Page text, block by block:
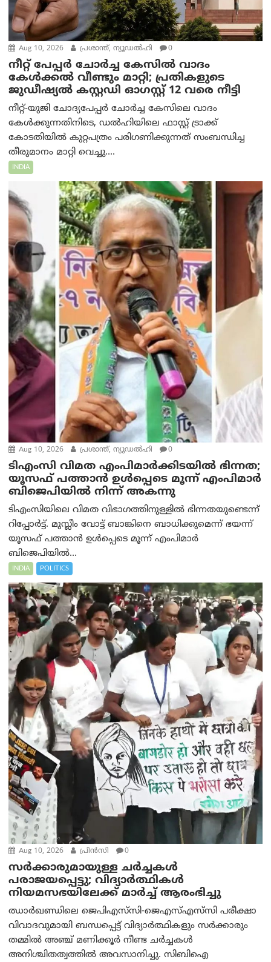
Aug 10, 2026 പ്രശാന്ത്, ന്യൂഡല്‍ഹി 0
നീറ്റ് പേപ്പർ ചോർച്ച കേസിൽ വാദം
കേൾക്കൽ വീണ്ടും മാറ്റി; പ്രതികളുടെ
ജുഡീഷ്യൽ കസ്റ്റഡി ഓഗസ്റ്റ് 12 വരെ നീട്ടി
നീറ്റ്-യുജി ചോദ്യപേപ്പർ ചോർച്ച കേസിലെ വാദം
കേൾക്കുന്നതിനിടെ, ഡൽഹിയിലെ ഫാസ്റ്റ് ട്രാക്ക്
കോടതിയിൽ കുറ്റപത്രം പരിഗണിക്കുന്നത് സംബന്ധിച്ച
തീരുമാനം മാറ്റി വെച്ചു....
INDIA
Aug 10, 2026 പ്രശാന്ത്, ന്യൂഡല്‍ഹി 0
ടിഎംസി വിമത എംപിമാർക്കിടയിൽ ഭിന്നത;
യൂസഫ് പത്താൻ ഉൾപ്പെടെ മൂന്ന് എംപിമാർ
ബിജെപിയിൽ നിന്ന് അകന്നു
ടിഎംസിയിലെ വിമത വിഭാഗത്തിനുള്ളിൽ ഭിന്നതയുണ്ടെന്ന്
റിപ്പോര്‍ട്ട്. മുസ്ലീം വോട്ട് ബാങ്കിനെ ബാധിക്കുമെന്ന് ഭയന്ന്
യൂസഫ് പത്താൻ ഉൾപ്പെടെ മൂന്ന് എംപിമാർ
ബിജെപിയിൽ...
INDIA POLITICS
Aug 10, 2026 പ്രിന്‍സി 0
സർക്കാരുമായുള്ള ചർച്ചകൾ
പരാജയപ്പെട്ടു; വിദ്യാർത്ഥികൾ
നിയമസഭയിലേക്ക് മാർച്ച് ആരംഭിച്ചു
ഝാർഖണ്ഡിലെ ജെപിഎസ്‌സി-ജെഎസ്‌എസ്‌സി പരീക്ഷാ
വിവാദവുമായി ബന്ധപ്പെട്ട് വിദ്യാർത്ഥികളും സർക്കാരും
തമ്മിൽ അഞ്ച് മണിക്കൂർ നീണ്ട ചർച്ചകൾ
അനിശ്ചിതത്വത്തിൽ അവസാനിച്ചു. സിബിഐ